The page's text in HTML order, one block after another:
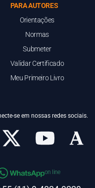
PARA AUTORES
Orientações
Normas
Submeter
Validar Certificado
Meu Primeiro Livro
se em nossas redes sociais.
on line